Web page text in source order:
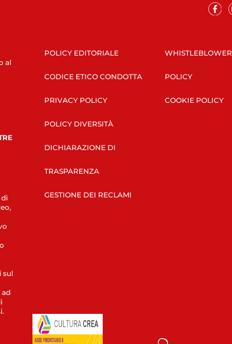
al
di
sul
POLICY EDITORIALE
CODICE ETICO CONDOTTA
PRIVACY POLICY
POLICY DIVERSITÀ
DICHIARAZIONE DI
TRASPARENZA
GESTIONE DEI RECLAMI
WHISTLEBLOWER
POLICY
COOKIE POLICY